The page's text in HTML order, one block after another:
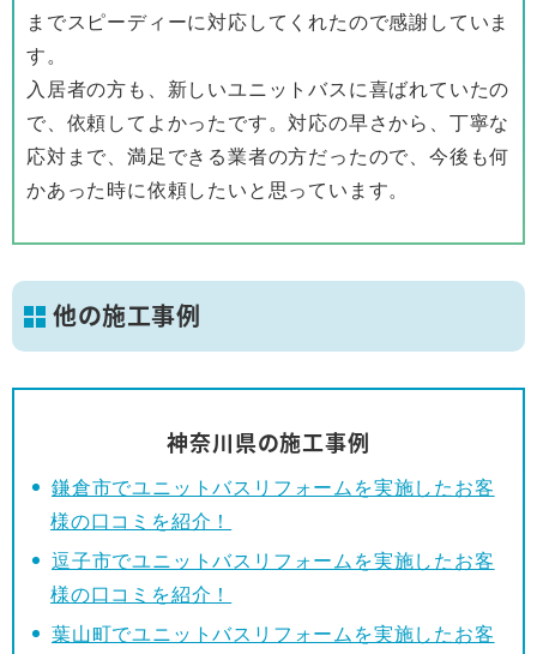
までスピーディーに対応してくれたので感謝していま
す。
入居者の方も、新しいユニットバスに喜ばれていたの
で、依頼してよかったです。対応の早さから、丁寧な
応対まで、満足できる業者の方だったので、今後も何
かあった時に依頼したいと思っています。
他の施工事例
神奈川県の施工事例
鎌倉市でユニットバスリフォームを実施したお客
様の口コミを紹介！
逗子市でユニットバスリフォームを実施したお客
様の口コミを紹介！
葉山町でユニットバスリフォームを実施したお客